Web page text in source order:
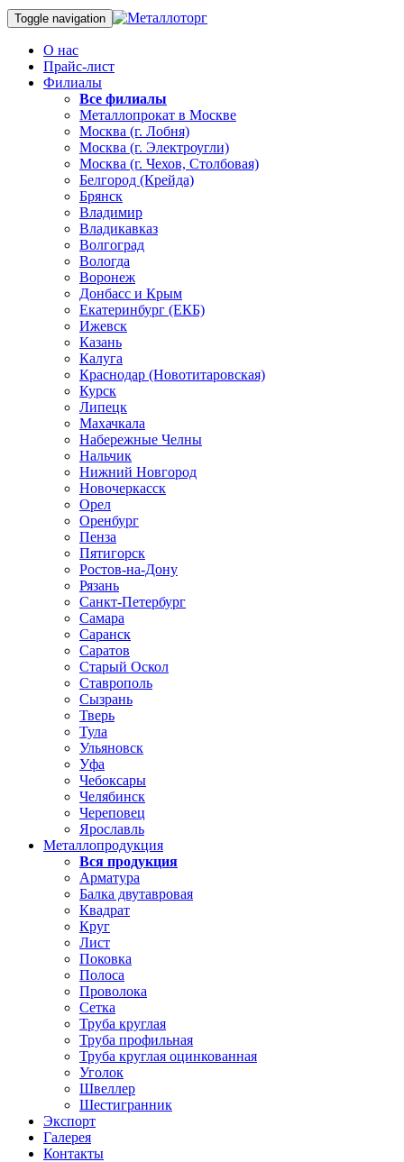
Toggle navigation
О нас
Прайс-лист
Филиалы
Все филиалы
Металлопрокат в Москве
Москва (г. Лобня)
Москва (г. Электроугли)
Москва (г. Чехов, Столбовая)
Белгород (Крейда)
Брянск
Владимир
Владикавказ
Волгоград
Вологда
Воронеж
Донбасс и Крым
Екатеринбург (ЕКБ)
Ижевск
Казань
Калуга
Краснодар (Новотитаровская)
Курск
Липецк
Махачкала
Набережные Челны
Нальчик
Нижний Новгород
Новочеркасск
Орел
Оренбург
Пенза
Пятигорск
Ростов-на-Дону
Рязань
Санкт-Петербург
Самара
Саранск
Саратов
Старый Оскол
Ставрополь
Сызрань
Тверь
Тула
Ульяновск
Уфа
Чебоксары
Челябинск
Череповец
Ярославль
Металлопродукция
Вся продукция
Арматура
Балка двутавровая
Квадрат
Круг
Лист
Поковка
Полоса
Проволока
Сетка
Труба круглая
Труба профильная
Труба круглая оцинкованная
Уголок
Швеллер
Шестигранник
Экспорт
Галерея
Контакты